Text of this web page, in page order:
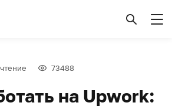
73488
на Upwork: